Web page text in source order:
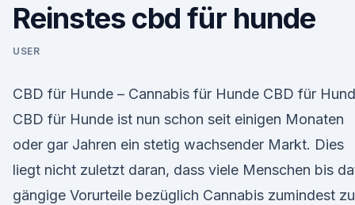
Reinstes cbd für hunde
USER
CBD für Hunde – Cannabis für Hunde CBD für
CBD für Hunde ist nun schon seit einigen Monaten
oder gar Jahren ein stetig wachsender Markt. Dies
liegt nicht zuletzt daran, dass viele Menschen bis
gängige Vorurteile bezüglich Cannabis zumindest